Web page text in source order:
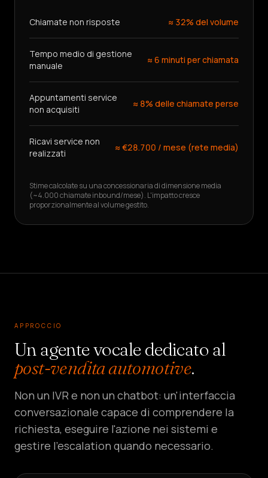
Chiamate non risposte ≈ 32% del volume
Tempo medio di gestione
manuale
≈ 6 minuti per chiamata
Appuntamenti service
non acquisiti
≈ 8% delle chiamate perse
Ricavi service non
realizzati
≈ €28.700 / mese (rete media)
Stime calcolate su una concessionaria di dimensione media
(~4.000 chiamate inbound/mese). L'impatto cresce
proporzionalmente al volume gestito.
APPROCCIO
Un agente vocale dedicato al
post-vendita automotive.
Non un IVR e non un chatbot: un'interfaccia
conversazionale capace di comprendere la
richiesta, eseguire l'azione nei sistemi e
gestire l'escalation quando necessario.